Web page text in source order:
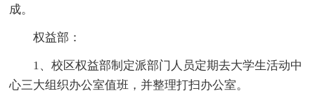
成。
权益部：
1、校区权益部制定派部门人员定期去大学生活动中
心三大组织办公室值班，并整理打扫办公室。